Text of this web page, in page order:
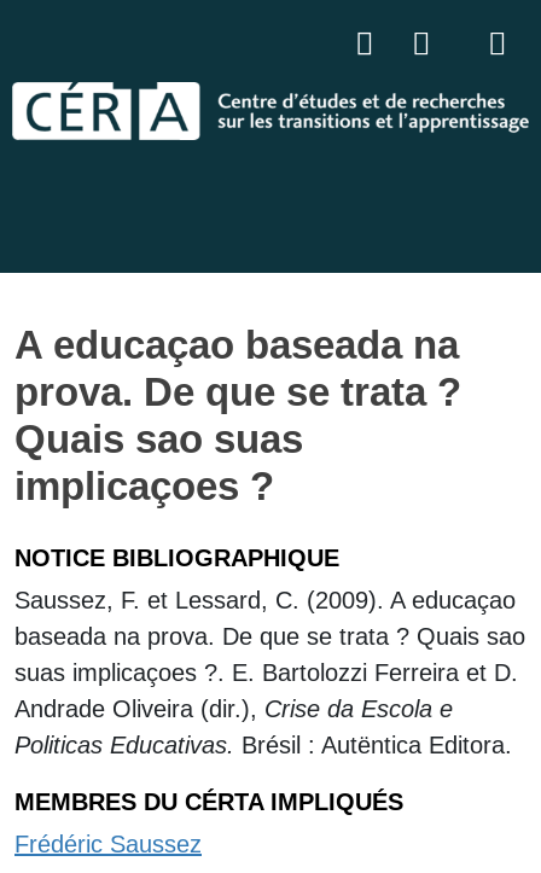
A educaçao baseada na
prova. De que se trata ?
Quais sao suas
implicaçoes ?
NOTICE BIBLIOGRAPHIQUE
Saussez, F. et Lessard, C. (2009). A educaçao
baseada na prova. De que se trata ? Quais sao
suas implicaçoes ?. E. Bartolozzi Ferreira et D.
Andrade Oliveira (dir.), Crise da Escola e
Politicas Educativas. Brésil : Autëntica Editora.
MEMBRES DU CÉRTA IMPLIQUÉS
Frédéric Saussez